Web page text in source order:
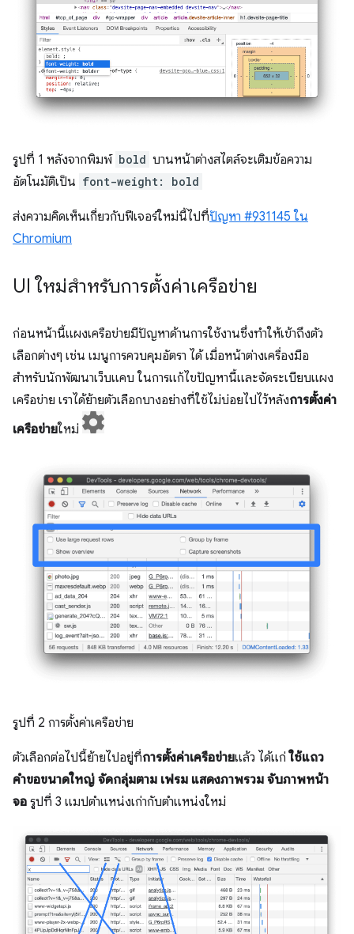
รูปที่ 1 หลังจากพิมพ์ bold บานหน้าต่างสไตล์จะเติมข้อความ
อัตโนมัติเป็น font-weight: bold
ส่งความคิดเห็นเกี่ยวกับฟีเจอร์ใหม่นี้ไปที่ปัญหา #931145 ใน
Chromium
UI ใหม่สำหรับการตั้งค่าเครือข่าย
ก่อนหน้านี้แผงเครือข่ายมีปัญหาด้านการใช้งานซึ่งทำให้เข้าถึงตัว
เลือกต่างๆ เช่น เมนูการควบคุมอัตรา ได้ เมื่อหน้าต่างเครื่องมือ
สำหรับนักพัฒนาเว็บแคบ ในการแก้ไขปัญหานี้และจัดระเบียบแผง
เครือข่าย เราได้ย้ายตัวเลือกบางอย่างที่ใช้ไม่บ่อยไปไว้หลังการตั้งค่า
เครือข่ายใหม่
รูปที่ 2 การตั้งค่าเครือข่าย
ตัวเลือกต่อไปนี้ย้ายไปอยู่ที่การตั้งค่าเครือข่ายแล้ว ได้แก่ใช้แถว
คำขอขนาดใหญ่ จัดกลุ่มตาม เฟรม แสดงภาพรวม จับภาพหน้า
จอ รูปที่ 3 แมปตำแหน่งเก่ากับตำแหน่งใหม่